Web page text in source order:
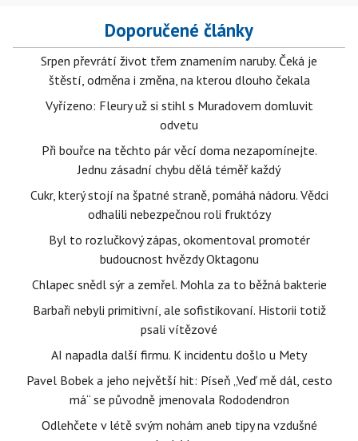
Doporučené články
Srpen převrátí život třem znamením naruby. Čeká je
štěstí, odměna i změna, na kterou dlouho čekala
Vyřízeno: Fleury už si stihl s Muradovem domluvit
odvetu
Při bouřce na těchto pár věcí doma nezapomínejte.
Jednu zásadní chybu dělá téměř každý
Cukr, který stojí na špatné straně, pomáhá nádoru. Vědci
odhalili nebezpečnou roli fruktózy
Byl to rozlučkový zápas, okomentoval promotér
budoucnost hvězdy Oktagonu
Chlapec snědl sýr a zemřel. Mohla za to běžná bakterie
Barbaři nebyli primitivní, ale sofistikovaní. Historii totiž
psali vítězové
AI napadla další firmu. K incidentu došlo u Mety
Pavel Bobek a jeho největší hit: Píseň „Veď mě dál, cesto
má“ se původně jmenovala Rododendron
Odlehčete v létě svým nohám aneb tipy na vzdušné